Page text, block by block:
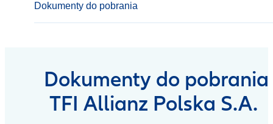
Dokumenty do pobrania
Dokumenty do pobrania
TFI Allianz Polska S.A.